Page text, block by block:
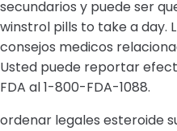
secundarios y puede ser
winstrol pills to take a day.
consejos medicos
Usted puede reportar
FDA al 1-800-FDA-1088.
ordenar legales esteroide